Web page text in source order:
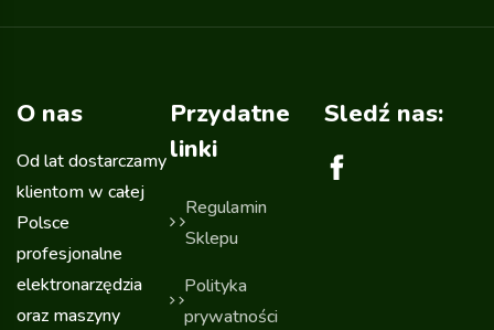
O nas
Od lat dostarczamy
klientom w całej
Polsce
profesjonalne
elektronarzędzia
oraz maszyny
Przydatne
linki
Regulamin
Sklepu
Polityka
prywatności
Sledź nas: